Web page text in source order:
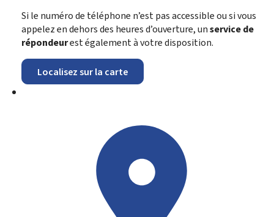
Si le numéro de téléphone n’est pas accessible ou si vous
appelez en dehors des heures d’ouverture, unservice de
répondeurest également à votre disposition.
Localisez sur la carte